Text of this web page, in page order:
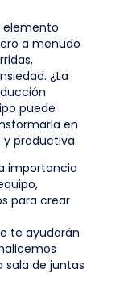
elemento
a menudo
¿La
puede
en
productiva.
importancia
para crear
te ayudarán
sala de juntas